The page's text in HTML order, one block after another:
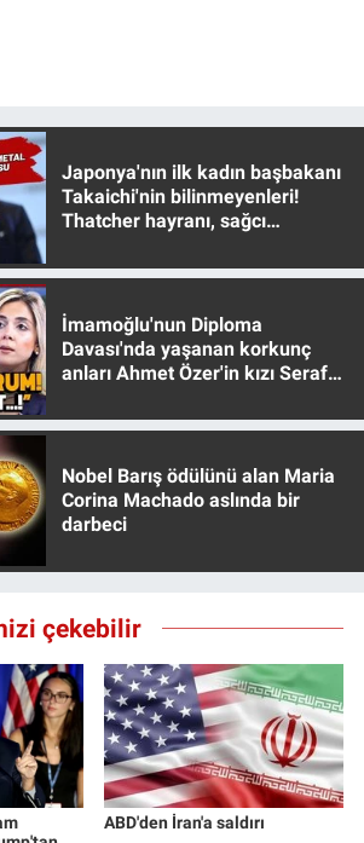
Japonya'nın ilk kadın başbakanı
Takaichi'nin bilinmeyenleri!
Thatcher hayranı, sağcı
İmamoğlu'nun Diploma
Davası'nda yaşanan korkunç
anları Ahmet Özer'in kızı Seraf
Nobel Barış ödülünü alan Maria
Corina Machado aslında bir
darbeci
çekebilir
ABD'den İran'a saldırı